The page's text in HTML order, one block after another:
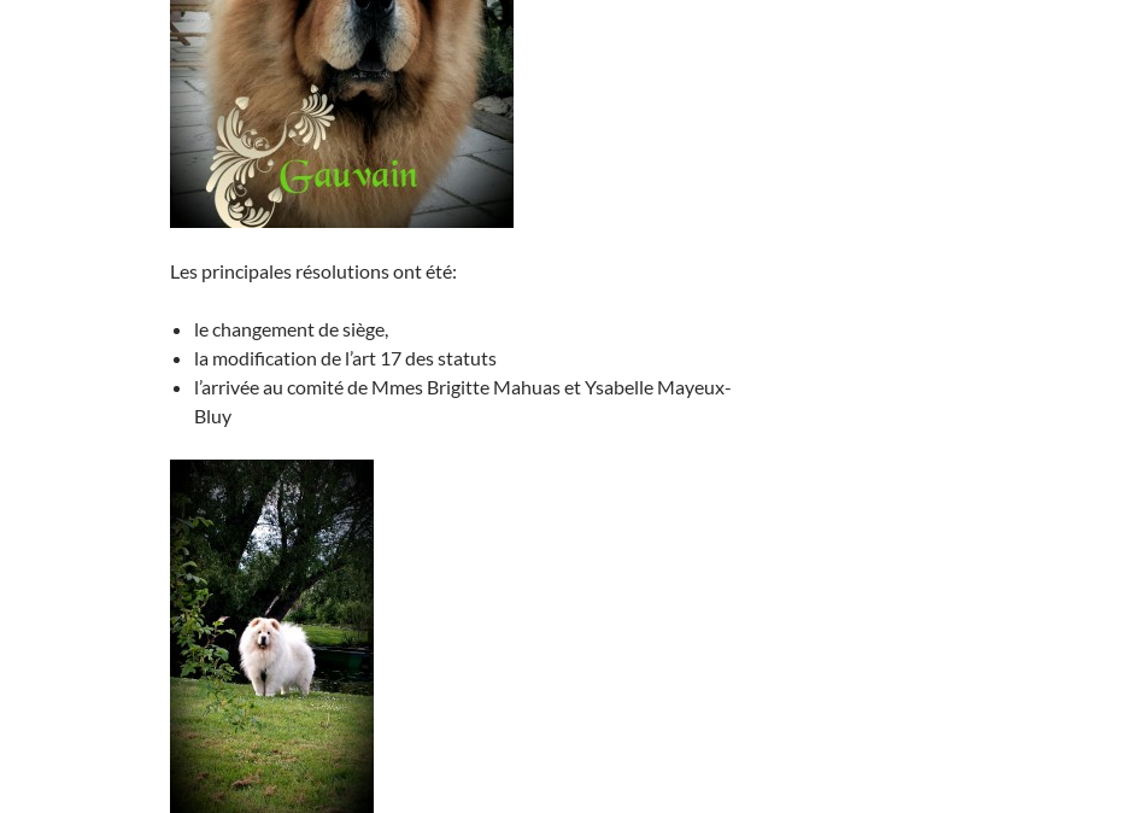
Les principales résolutions ont été:
le changement de siège,
la modification de l’art 17 des statuts
l’arrivée au comité de Mmes Brigitte Mahuas et Ysabelle Mayeux-
Bluy